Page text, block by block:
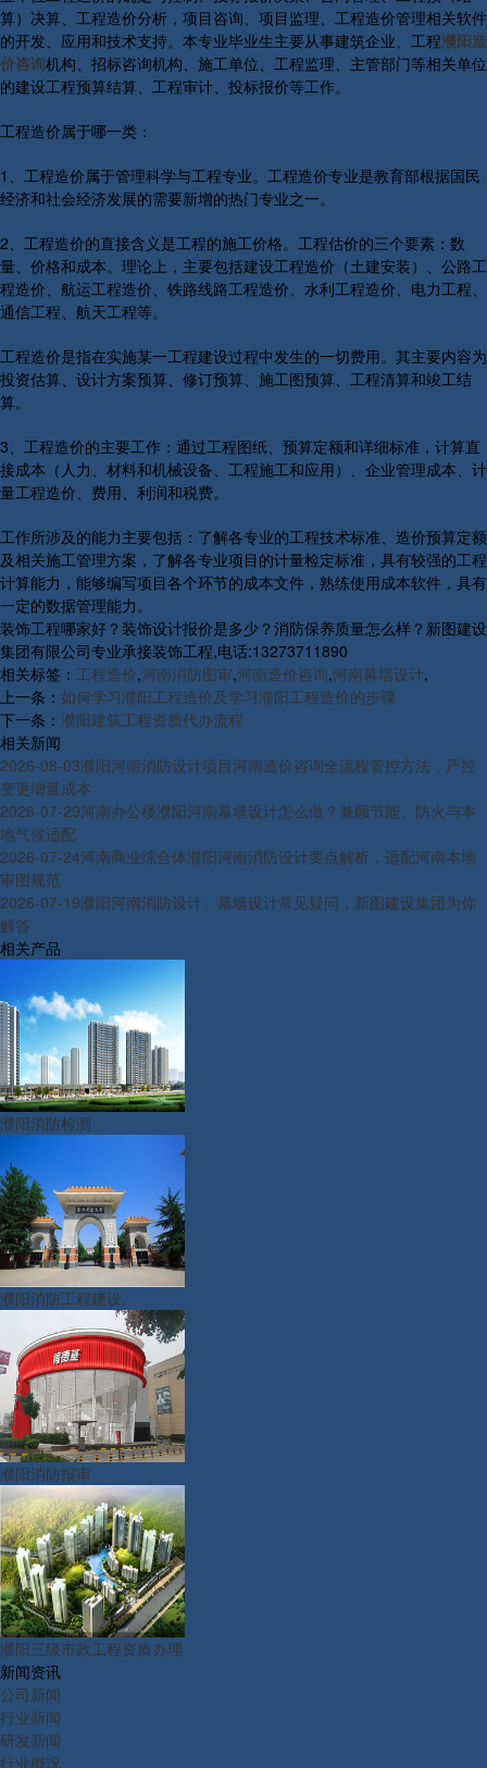
算）决算、工程造价分析，项目咨询、项目监理、工程造价管理相关软件
的开发、应用和技术支持。本专业毕业生主要从事建筑企业、工程濮阳造
价咨询机构、招标咨询机构、施工单位、工程监理、主管部门等相关单位
的建设工程预算结算、工程审计、投标报价等工作。
工程造价属于哪一类：
1、工程造价属于管理科学与工程专业。工程造价专业是教育部根据国民
经济和社会经济发展的需要新增的热门专业之一。
2、工程造价的直接含义是工程的施工价格。工程估价的三个要素：数
量、价格和成本。理论上，主要包括建设工程造价（土建安装）、公路工
程造价、航运工程造价、铁路线路工程造价、水利工程造价、电力工程、
通信工程、航天工程等。
工程造价是指在实施某一工程建设过程中发生的一切费用。其主要内容为
投资估算、设计方案预算、修订预算、施工图预算、工程清算和竣工结
算。
3、工程造价的主要工作：通过工程图纸、预算定额和详细标准，计算直
接成本（人力、材料和机械设备、工程施工和应用）、企业管理成本、计
量工程造价、费用、利润和税费。
工作所涉及的能力主要包括：了解各专业的工程技术标准、造价预算定额
及相关施工管理方案，了解各专业项目的计量检定标准，具有较强的工程
计算能力，能够编写项目各个环节的成本文件，熟练使用成本软件，具有
一定的数据管理能力。
装饰工程哪家好？装饰设计报价是多少？消防保养质量怎么样？新图建设
集团有限公司专业承接装饰工程,电话:13273711890
相关标签： 工程造价,河南消防图审,河南造价咨询,河南幕墙设计,
上一条： 如何学习濮阳工程造价及学习濮阳工程造价的步骤
下一条： 濮阳建筑工程资质代办流程
相关新闻
2026-08-03濮阳河南消防设计项目河南造价咨询全流程管控方法，严控
变更增量成本
2026-07-29河南办公楼濮阳河南幕墙设计怎么做？兼顾节能、防火与本
地气候适配
2026-07-24河南商业综合体濮阳河南消防设计要点解析，适配河南本地
审图规范
2026-07-19濮阳河南消防设计、幕墙设计常见疑问，新图建设集团为你
解答
相关产品
濮阳消防检测
濮阳消防工程建设
濮阳消防报审
濮阳三级市政工程资质办理
新闻资讯
公司新闻
行业新闻
研发新闻
行业概况